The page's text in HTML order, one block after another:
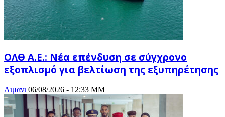
ΟΛΘ Α.Ε.: Νέα επένδυση σε σύγχρονο
εξοπλισμό για βελτίωση της εξυπηρέτησης
Λιμανι 06/08/2026 - 12:33 ΜΜ